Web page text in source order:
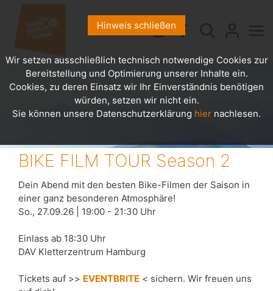
BIKE FILM TOUR Season 2
Dein Abend mit den besten Bike-Filmen der Saison in
einer ganz besonderen Atmosphäre!
So., 27.09.26 | 19:00 - 21:30 Uhr
Einlass ab 18:30 Uhr
DAV Kletterzentrum Hamburg
Tickets auf >> EVENTBRITE < sichern. Wir freuen uns
Hinweis schließen
Wir setzen ausschließlich technisch notwendige Cookies zur
Bereitstellung und Optimierung unserer Inhalte ein.
Cookies, zu deren Einsatz wir Ihr Einverständnis benötigen
würden, setzen wir nicht ein.
Sie können unsere Datenschutzerklärung hier nachlesen.